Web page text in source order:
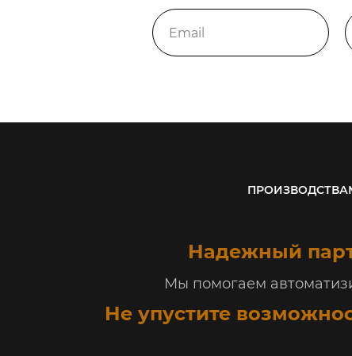
Надежный
Мы помогаем
Не упустите